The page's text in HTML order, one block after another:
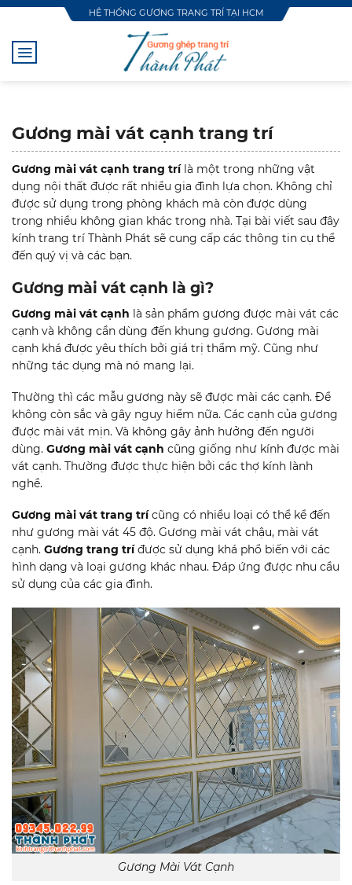
Skip
content
HỆ THỐNG GƯƠNG TRANG TRÍ TẠI HCM
Gương mài vát cạnh trang trí
Gương mài vát cạnh trang trílà một trong những vật
dụng nội thất được rất nhiều gia đình lựa chọn. Không chỉ
được sử dụng trong phòng khách mà còn được dùng
trong nhiều không gian khác trong nhà. Tại bài viết sau đây
kính trang trí Thành Phát sẽ cung cấp các thông tin cụ thể
đến quý vị và các bạn.
Gương mài vát cạnh là gì?
Gương mài vát cạnh là sản phẩm gương được mài vát các
cạnh và không cần dùng đến khung gương. Gương mài
cạnh khá được yêu thích bởi giá trị thẩm mỹ. Cũng như
những tác dụng mà nó mang lại.
Thường thì các mẫu gương này sẽ được mài các cạnh. Để
không còn sắc và gây nguy hiểm nữa. Các cạnh của gương
được mài vát mịn. Và không gây ảnh hưởng đến người
dùng. Gương mài vát cạnh cũng giống như kính được mài
vát cạnh. Thường được thực hiện bởi các thợ kính lành
nghề.
Gương mài vát trang trícũng có nhiều loại có thể kể đến
như gương mài vát 45 độ. Gương mài vát chậu, mài vát
cạnh. Gương trang tríđược sử dụng khá phổ biến với các
hình dạng và loại gương khác nhau. Đáp ứng được nhu cầu
sử dụng của các gia đình.
Gương Mài Vát Cạnh